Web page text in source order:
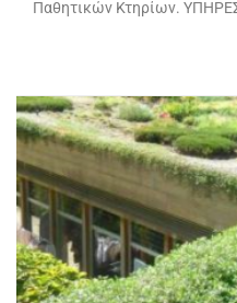
Παθητικών Κτηρίων.